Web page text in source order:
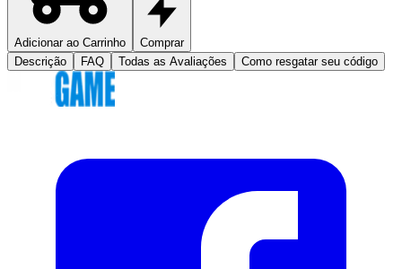
Adicionar ao Carrinho
Comprar
Descrição
FAQ Todas as Avaliações Como resgatar seu código